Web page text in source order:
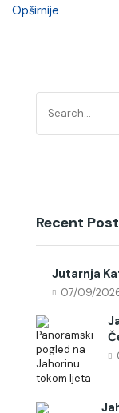
Opširnije
Recent
Jutarnja
07/09/